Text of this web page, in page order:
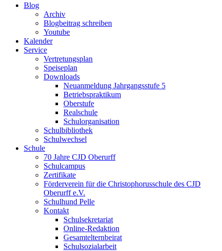
Blog
Archiv
Blogbeitrag schreiben
Youtube
Kalender
Service
Vertretungsplan
Speiseplan
Downloads
Neuanmeldung Jahrgangsstufe 5
Betriebspraktikum
Oberstufe
Realschule
Schulorganisation
Schulbibliothek
Schulwechsel
Schule
70 Jahre CJD Oberurff
Schulcampus
Zertifikate
Förderverein für die Christophorusschule des CJD
Oberurff e.V.
Schulhund Pelle
Kontakt
Schulsekretariat
Online-Redaktion
Gesamtelternbeirat
Schulsozialarbeit